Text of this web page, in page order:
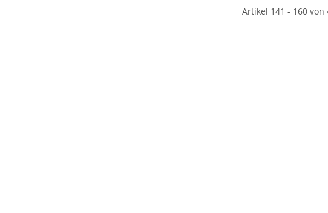
Artikel 141 - 160 von